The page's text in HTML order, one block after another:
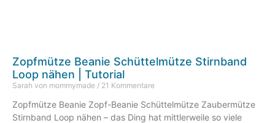
Zopfmütze Beanie Schüttelmütze Stirnband
Loop nähen | Tutorial
Sarah von mommymade 21 Kommentare
Zopfmütze Beanie Zopf-Beanie Schüttelmütze Zaubermütze
Stirnband Loop nähen – das Ding hat mittlerweile so viele